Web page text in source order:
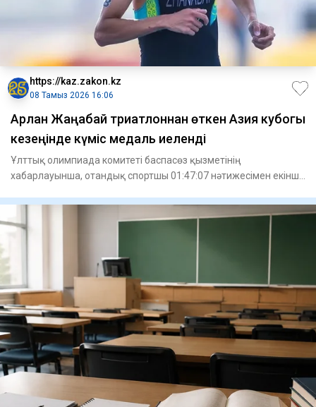
https://kaz.zakon.kz
08 Тамыз 2026 16:06
Арлан Жаңабай триатлоннан өткен Азия кубогы
кезеңінде күміс медаль иеленді
Ұлттық олимпиада комитеті баспасөз қызметінің
хабарлауынша, отандық спортшы 01:47:07 нәтижесімен екінші